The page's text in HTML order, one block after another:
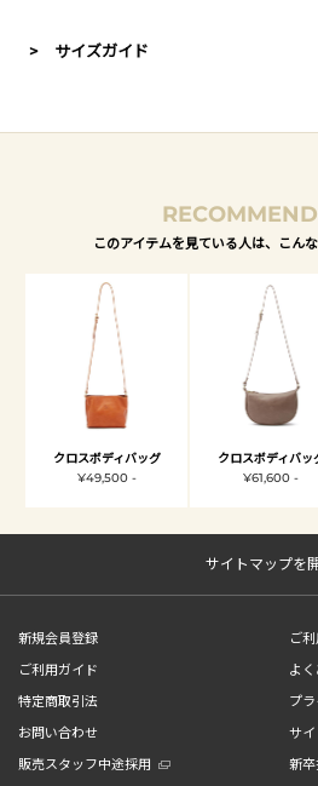
> サイズガイド
このアイテムを見ている人は、こん
クロスボディバッグ
¥49,500 -
クロスボディバッ
¥61,600 -
サイトマップを
新規会員登録
ご
ご利用ガイド
よ
特定商取引法
プ
お問い合わせ
サ
販売スタッフ中途採用
新